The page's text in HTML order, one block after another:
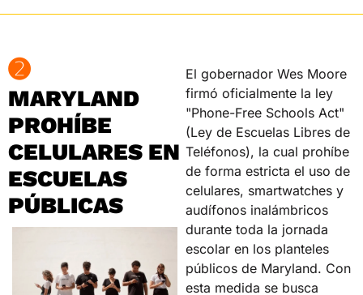
➋
MARYLAND
PROHÍBE
CELULARES EN
ESCUELAS
PÚBLICAS
El gobernador Wes Moore
firmó oficialmente la ley
"Phone-Free Schools Act"
(Ley de Escuelas Libres de
Teléfonos), la cual prohíbe
de forma estricta el uso de
celulares, smartwatches y
audífonos inalámbricos
durante toda la jornada
escolar en los planteles
públicos de Maryland. Con
esta medida se busca